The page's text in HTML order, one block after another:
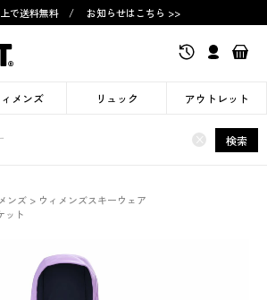
で送料無料 / お知らせはこちら >>
メンズ リュック アウトレット
× 検索
ンズ
ウィメンズスキーウェア
ット